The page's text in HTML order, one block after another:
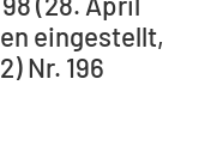
eingestellt,
Nr. 196